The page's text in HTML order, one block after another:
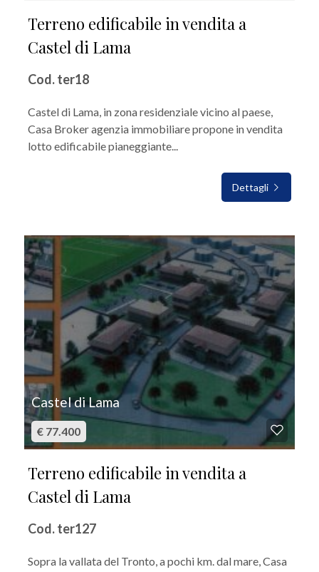
Terreno edificabile in vendita a
Castel di Lama
Cod. ter18
Castel di Lama, in zona residenziale vicino al paese,
Casa Broker agenzia immobiliare propone in vendita
lotto edificabile pianeggiante...
Dettagli
Castel di Lama
€ 77.400
Terreno edificabile in vendita a
Castel di Lama
Cod. ter127
Sopra la vallata del Tronto, a pochi km. dal mare, Casa